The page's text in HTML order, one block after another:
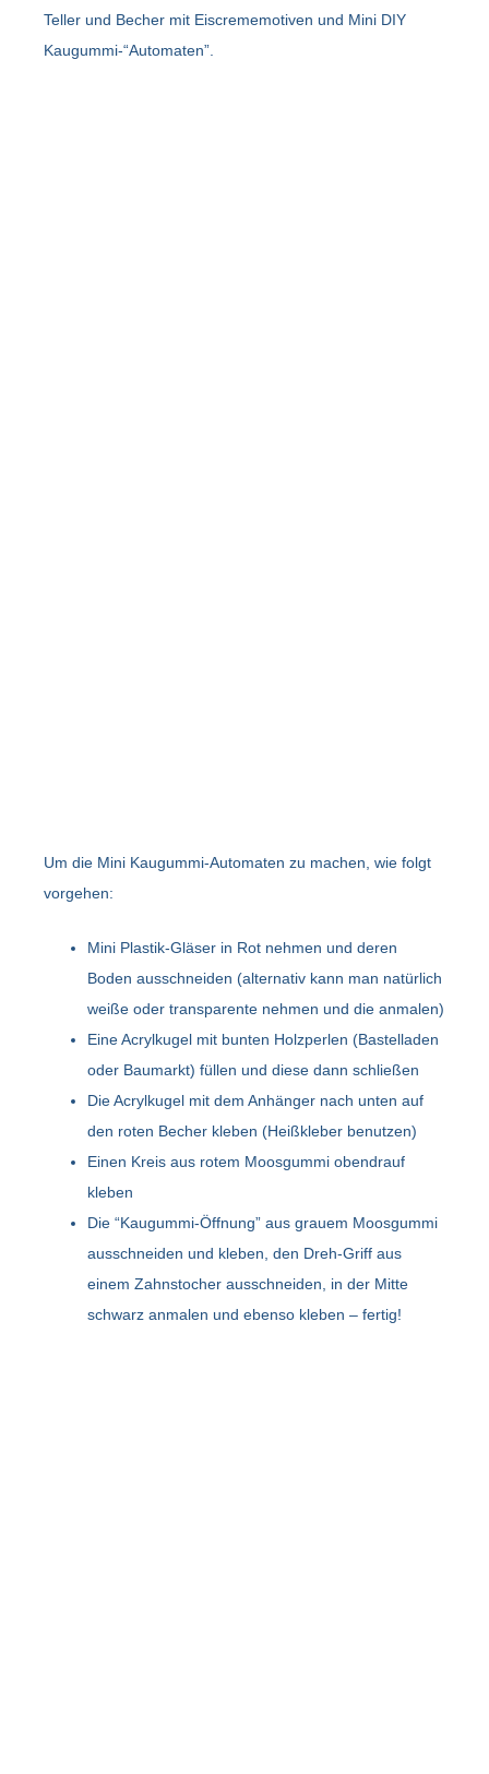
Teller und Becher mit Eiscrememotiven und Mini DIY
Kaugummi-“Automaten”.
Um die Mini Kaugummi-Automaten zu machen, wie folgt
vorgehen:
Mini Plastik-Gläser in Rot nehmen und deren
Boden ausschneiden (alternativ kann man natürlich
weiße oder transparente nehmen und die anmalen)
Eine Acrylkugel mit bunten Holzperlen (Bastelladen
oder Baumarkt) füllen und diese dann schließen
Die Acrylkugel mit dem Anhänger nach unten auf
den roten Becher kleben (Heißkleber benutzen)
Einen Kreis aus rotem Moosgummi obendrauf
kleben
Die “Kaugummi-Öffnung” aus grauem Moosgummi
ausschneiden und kleben, den Dreh-Griff aus
einem Zahnstocher ausschneiden, in der Mitte
schwarz anmalen und ebenso kleben – fertig!